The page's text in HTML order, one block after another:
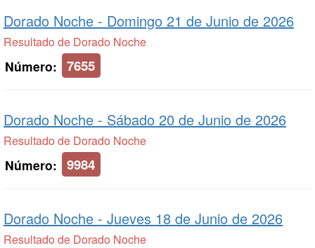
Dorado Noche - Domingo 21 de Junio de 2026
Resultado de Dorado Noche
Número: 7655
Dorado Noche - Sábado 20 de Junio de 2026
Resultado de Dorado Noche
Número: 9984
Dorado Noche - Jueves 18 de Junio de 2026
Resultado de Dorado Noche